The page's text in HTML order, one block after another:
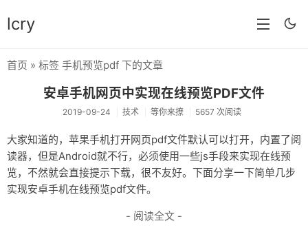
lcry
分类
分享
技术
教程
生活
首页 » 标签 手机预览pdf 下的文章
安卓手机网页中实现在线预览PDF文件
2019-09-24 技术 等你来撩 5657 次阅读
大家知道的，苹果手机打开网页pdf文件默认可以打开，内置了阅
读器，但是Android就不行，必须使用一些js手段来实现在线预
览，不然就会直接提示下载，很不友好。下面分享一下简单几步
实现安卓手机在线预览pdf文件。
- 阅读全文 -